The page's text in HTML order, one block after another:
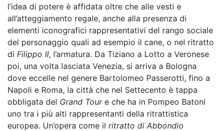
l’idea di potere è affidata oltre che alle vesti e
all’atteggiamento regale, anche alla presenza di
elementi iconografici rappresentativi del rango sociale
del personaggio quali ad esempio il cane, o nel ritratto
di Filippo II, l’armatura. Da Tiziano a Lotto a Veronese
poi, una volta lasciata Venezia, si arriva a Bologna
dove eccelle nel genere Bartolomeo Passerotti, fino a
Napoli e Roma, la città che nel Settecento è tappa
obbligata del Grand Toure che ha in Pompeo Batoni
uno tra i più alti rappresentanti della ritrattistica
europea. Un’opera come il ritratto di Abbondio